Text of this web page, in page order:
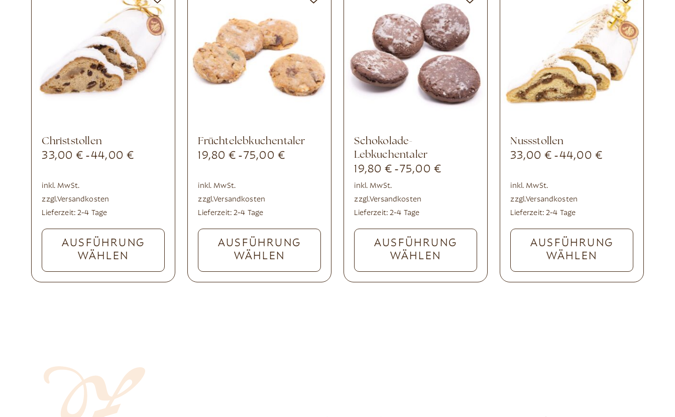
Christstollen
33,00€ -44,00 €
inkl. MwSt.
zzgl.Versandkosten
Lieferzeit:2-4 Tage
AUSFÜHRUNG
WÄHLEN
Früchtelebkuchentaler
19,80€ -75,00 €
inkl. MwSt.
zzgl.Versandkosten
Lieferzeit:2-4 Tage
AUSFÜHRUNG
WÄHLEN
Schokolade-
Lebkuchentaler
19,80€ -75,00 €
inkl. MwSt.
zzgl.Versandkosten
Lieferzeit:2-4 Tage
AUSFÜHRUNG
WÄHLEN
Nussstollen
33,00€ -44,00 €
inkl. MwSt.
zzgl.Versandkosten
Lieferzeit:2-4 Tage
AUSFÜHRUNG
WÄHLEN